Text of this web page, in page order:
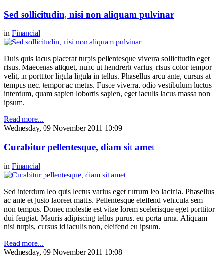
Sed sollicitudin, nisi non aliquam pulvinar
in Financial
Duis quis lacus placerat turpis pellentesque viverra sollicitudin eget
risus. Maecenas aliquet, nunc ut hendrerit varius, risus dolor tempor
velit, in porttitor ligula ligula in tellus. Phasellus arcu ante, cursus at
tempus nec, tempor ac metus. Fusce viverra, odio vestibulum luctus
interdum, quam sapien lobortis sapien, eget iaculis lacus massa non
ipsum.
Read more...
Wednesday, 09 November 2011 10:09
Curabitur pellentesque, diam sit amet
in Financial
Sed interdum leo quis lectus varius eget rutrum leo lacinia. Phasellus
ac ante et justo laoreet mattis. Pellentesque eleifend vehicula sem
non tempus. Donec molestie est vitae lorem scelerisque eget porttitor
dui feugiat. Mauris adipiscing tellus purus, eu porta urna. Aliquam
nisi turpis, cursus id iaculis non, eleifend eu ipsum.
Read more...
Wednesday, 09 November 2011 10:08